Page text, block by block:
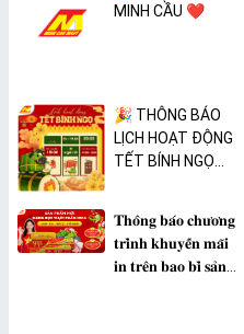
MINH CẦU ❤️
🎉 THÔNG BÁO
LỊCH HOẠT ĐỘNG
TẾT BÍNH NGỌ
𝐓𝐡𝐨̂𝐧𝐠 𝐛𝐚́𝐨 𝐜𝐡𝐮̛𝐨̛𝐧𝐠
𝐭𝐫𝐢̀𝐧𝐡 𝐤𝐡𝐮𝐲𝐞̂́𝐧 𝐦𝐚̃𝐢
𝐢𝐧 𝐭𝐫𝐞̂𝐧 𝐛𝐚𝐨 𝐛𝐢̀ 𝐬𝐚̉𝐧